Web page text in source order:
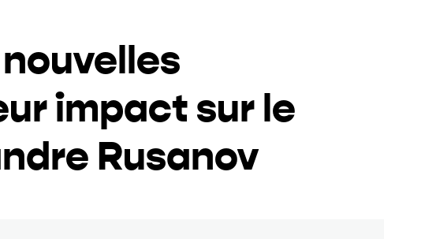
impact sur le
Rusanov